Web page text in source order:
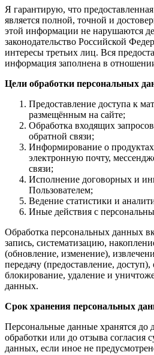
Я гарантирую, что
является полной, точной и
этой информации не нарушаются
законодательство Российской
интересы третьих лиц. Вся
информация заполнена в
Цели обработки персональных
Предоставление доступа к
размещённым на сайте;
Обработка входящих
обратной связи;
Информирование о
электронную почту,
связи;
Исполнение договорных и
Пользователем;
Ведение статистики и
Иные действия с
Обработка персональных данных
запись, систематизацию,
(обновление, изменение),
передачу (предоставление, доступ),
блокирование, удаление и
данных.
Срок хранения персональных
Персональные данные хранятся до
обработки или до отзыва согласия
данных, если иное не